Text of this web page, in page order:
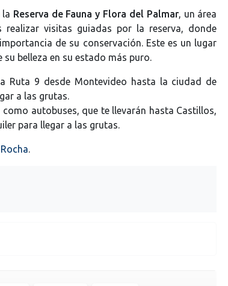
la Reserva de Fauna y Flora del Palmar, un área
visitas guiadas por la reserva, donde
de su conservación. Este es un lugar
belleza en su estado más puro.
Ruta 9 desde Montevideo hasta la ciudad de
a las grutas.
autobuses, que te llevarán hasta Castillos,
para llegar a las grutas.
Rocha.